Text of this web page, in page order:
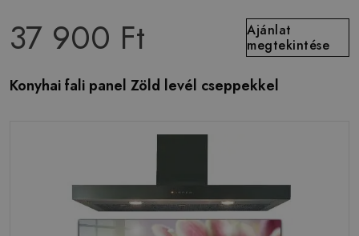
37 900 Ft
Ajánlat
megtekintése
Konyhai fali panel Zöld levél cseppekkel